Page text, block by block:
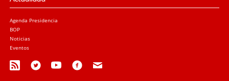
Agenda Presidencia
BOP
Noticias
Eventos